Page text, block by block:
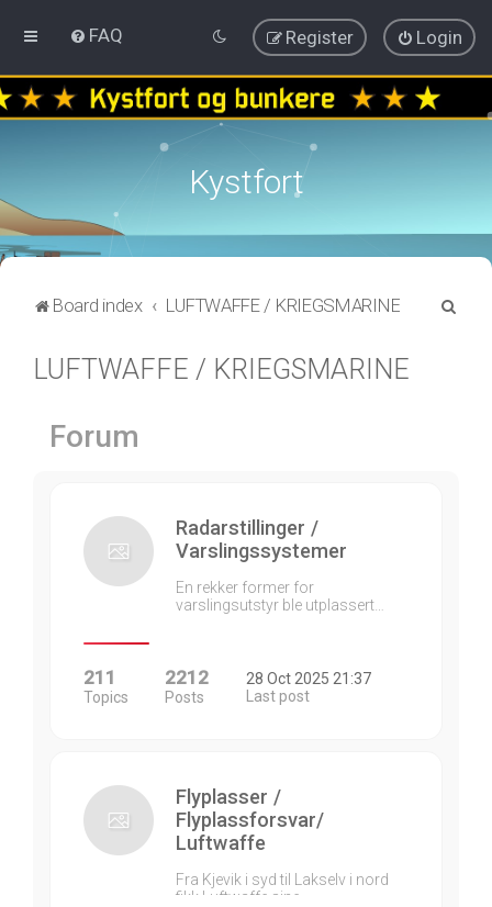
FAQ Login
Register
Kystfort
Board index LUFTWAFFE / KRIEGSMARINE
LUFTWAFFE / KRIEGSMARINE
Forum
Radarstillinger /
Varslingssystemer
En rekker former for
varslingsutstyr ble utplassert…
211
Topics
2212
Posts
28 Oct 2025 21:37
Last post
Flyplasser /
Flyplassforsvar/
Luftwaffe
Fra Kjevik i syd til Lakselv i nord
fikk Luftwaffe sine…